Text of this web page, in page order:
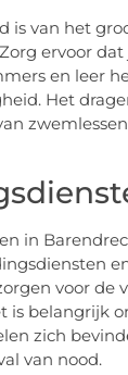
is van het
ervoor
en leer
Het
in
voor de
is belangrijk
zich
van nood.